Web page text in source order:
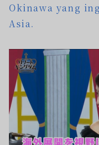
Okinawa yang
Asia.